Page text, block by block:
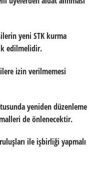
yeni STK kurma
edilmelidir.
izin verilmemesi
yeniden düzenleme
de önlenecektir.
ile işbirliği yapmalı